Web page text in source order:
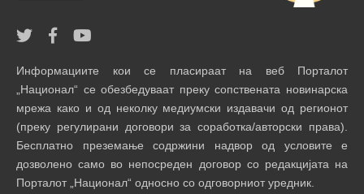
Информациите кои се пласираат на веб Порталот
„Национал“ се обезбедуваат преку сопствената новинарска
мрежа како и од неколку медиумски издавачи од регионот
(преку регулирани договори за соработка/авторски права).
Бесплатно преземање содржини надвор од условите е
дозволено само во непосреден договор со редакцијата на
Порталот „Национал“ односно со одговорниот уредник.